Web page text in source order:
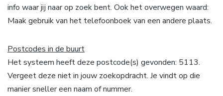
info waar jij naar op zoek bent. Ook het overwegen waard:
Maak gebruik van het telefoonboek van een andere plaats.
Postcodes in de buurt
Het systeem heeft deze postcode(s) gevonden: 5113.
Vergeet deze niet in jouw zoekopdracht. Je vindt op die
manier sneller een naam of nummer.